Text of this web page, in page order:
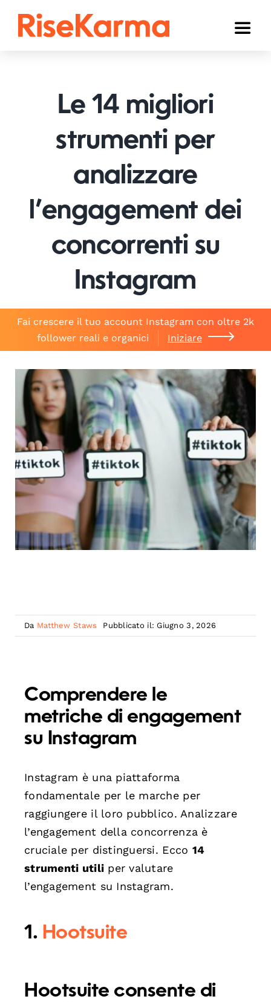
Toggle
TikTok
YouTube
Twitter (𝕏)
Altri
Le 14 migliori
strumenti per
analizzare
l’engagement dei
concorrenti su
Instagram
Fai crescere il tuo account Instagram con oltre 2k
follower reali e organici
Iniziare
Da Matthew Staws Pubblicato il: Giugno 3, 2026
Comprendere le
metriche di engagement
su Instagram
Instagram è una piattaforma
fondamentale per le marche per
raggiungere il loro pubblico. Analizzare
l’engagement della concorrenza è
cruciale per distinguersi. Ecco 14
strumenti utili per valutare
l’engagement su Instagram.
1. Hootsuite
Hootsuite consente di